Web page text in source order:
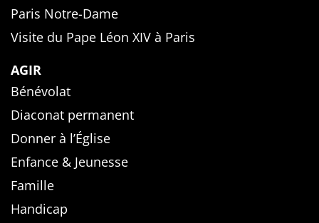
Paris Notre-Dame
Visite du Pape Léon XIV à Paris
AGIR
Bénévolat
Diaconat permanent
Donner à l’Église
Enfance & Jeunesse
Famille
Handicap